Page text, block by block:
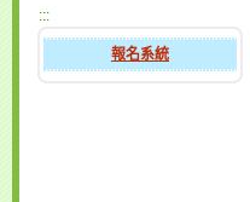
:::
報名系統